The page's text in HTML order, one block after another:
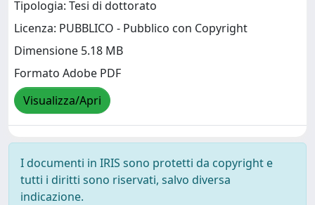
Tipologia: Tesi di dottorato
Licenza: PUBBLICO - Pubblico con Copyright
Dimensione 5.18 MB
Formato Adobe PDF
Visualizza/Apri
I documenti in IRIS sono protetti da copyright e
tutti i diritti sono riservati, salvo diversa
indicazione.